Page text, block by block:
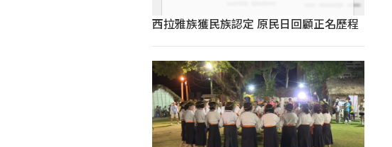
西拉雅族獲民族認定 原民日回顧正名歷程